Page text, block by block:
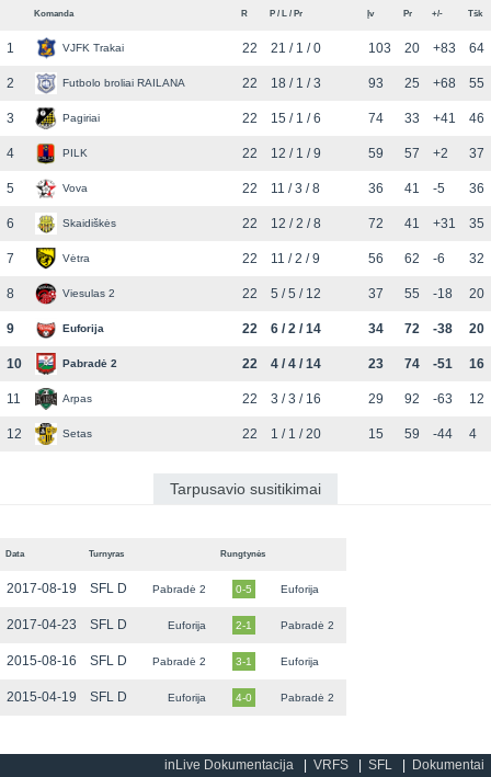
Komanda R P / L / Pr Įv Pr +/- Tšk
1 VJFK Trakai 22 21 / 1 / 0 103 20 +83 64
2 Futbolo broliai RAILANA 22 18 / 1 / 3 93 25 +68 55
3 Pagiriai 22 15 / 1 / 6 74 33 +41 46
4 PILK 22 12 / 1 / 9 59 57 +2 37
5 Vova 22 11 / 3 / 8 36 41 -5 36
6 Skaidiškės 22 12 / 2 / 8 72 41 +31 35
7 Vėtra 22 11 / 2 / 9 56 62 -6 32
8 Viesulas 2 22 5 / 5 / 12 37 55 -18 20
9 Euforija 22 6 / 2 / 14 34 72 -38 20
10 Pabradė 2 22 4 / 4 / 14 23 74 -51 16
11 Arpas 22 3 / 3 / 16 29 92 -63 12
12 Setas 22 1 / 1 / 20 15 59 -44 4
Tarpusavio susitikimai
Data Turnyras Rungtynės
2017-08-19 SFL D Pabradė 2 0-5 Euforija
2017-04-23 SFL D Euforija 2-1 Pabradė 2
2015-08-16 SFL D Pabradė 2 3-1 Euforija
2015-04-19 SFL D Euforija 4-0 Pabradė 2
inLive Dokumentacija VRFS SFL Dokumentai